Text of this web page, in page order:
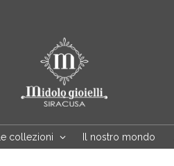
Le collezioni Il nostro mondo